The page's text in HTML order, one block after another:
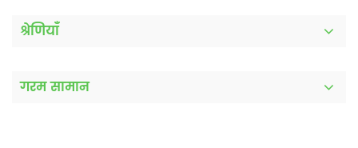
श्रेणियाँ
गरम सामान